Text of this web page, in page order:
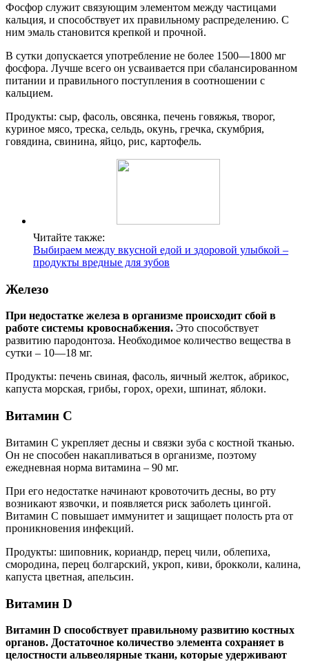
Фосфор служит связующим элементом между частицами
кальция, и способствует их правильному распределению. С
ним эмаль становится крепкой и прочной.
В сутки допускается употребление не более 1500—1800 мг
фосфора. Лучше всего он усваивается при сбалансированном
питании и правильного поступления в соотношении с
кальцием.
Продукты: сыр, фасоль, овсянка, печень говяжья, творог,
куриное мясо, треска, сельдь, окунь, гречка, скумбрия,
говядина, свинина, яйцо, рис, картофель.
Читайте также:
Выбираем между вкусной едой и здоровой улыбкой –
продукты вредные для зубов
Железо
При недостатке железа в организме происходит сбой в
работе системы кровоснабжения. Это способствует
развитию пародонтоза. Необходимое количество вещества в
сутки – 10—18 мг.
Продукты: печень свиная, фасоль, яичный желток, абрикос,
капуста морская, грибы, горох, орехи, шпинат, яблоки.
Витамин C
Витамин C укрепляет десны и связки зуба с костной тканью.
Он не способен накапливаться в организме, поэтому
ежедневная норма витамина – 90 мг.
При его недостатке начинают кровоточить десны, во рту
возникают язвочки, и появляется риск заболеть цингой.
Витамин C повышает иммунитет и защищает полость рта от
проникновения инфекций.
Продукты: шиповник, кориандр, перец чили, облепиха,
смородина, перец болгарский, укроп, киви, брокколи, калина,
капуста цветная, апельсин.
Витамин D
Витамин D способствует правильному развитию костных
органов. Достаточное количество элемента сохраняет в
целостности альвеолярные ткани, которые удерживают